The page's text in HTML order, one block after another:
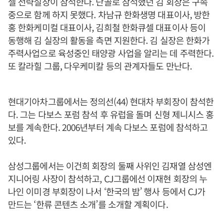
중으로 함께 하지 못했다. 차남규 한화생명 대표이사, 방한
홍 한화케미컬 대표이사, 김희철 한화큐셀 대표이사 등이
동행해 김 실장의 활동을 측면 지원한다. 김 실장은 한화가
주력사업으로 육성중인 태양광 사업을 알리는 데 주력한다.
또 칼라힐 그룹, 다우케미칼 등의 관계자들도 만난다.
현대기아차그룹에서는 정의선(44) 현대차 부회장이 참석한
다. 그는 다보스 포럼 참석 후 유럽을 돌며 신형 제니시스 홍
보를 계속한다. 2006년부터 계속 다보스 포럼에 참석하고
있다.
삼성그룹에서는 이건희 회장의 둘째 사위인 김재열 삼성엔
지니어링 사장이 참석하고, CJ그룹에선 이재현 회장의 누
나인 이미경 부회장이 나서 ‘한국의 밤’ 행사 등에서 CJ가
만드는 ‘한류 콘텐츠 소개’를 소개할 계획이다.